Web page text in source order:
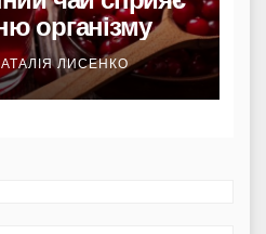
організму
ЛИСЕНКО